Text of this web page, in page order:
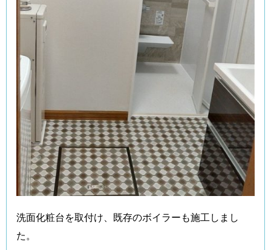
洗面化粧台を取付け、既存のボイラーも施工しまし
た。